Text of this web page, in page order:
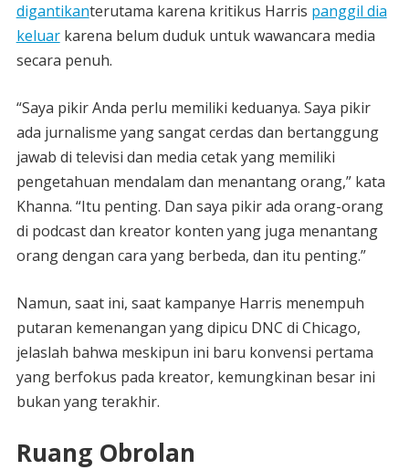
digantikanterutama karena kritikus Harris panggil dia
keluarkarena belum duduk untuk wawancara media
secara penuh.
“Saya pikir Anda perlu memiliki keduanya. Saya pikir
ada jurnalisme yang sangat cerdas dan bertanggung
jawab di televisi dan media cetak yang memiliki
pengetahuan mendalam dan menantang orang,” kata
Khanna. “Itu penting. Dan saya pikir ada orang-orang
di podcast dan kreator konten yang juga menantang
orang dengan cara yang berbeda, dan itu penting.”
Namun, saat ini, saat kampanye Harris menempuh
putaran kemenangan yang dipicu DNC di Chicago,
jelaslah bahwa meskipun ini baru konvensi pertama
yang berfokus pada kreator, kemungkinan besar ini
bukan yang terakhir.
Ruang Obrolan